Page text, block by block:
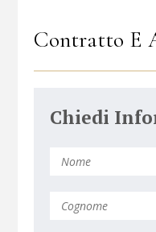
Contratto E
Chiedi